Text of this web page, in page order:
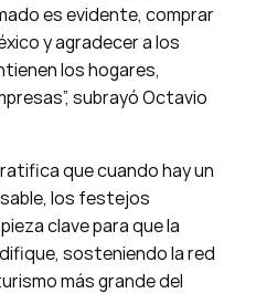
es evidente, comprar
y agradecer a los
los hogares,
subrayó Octavio
ratifica que cuando hay un
los festejos
clave para que la
sosteniendo la red
más grande del